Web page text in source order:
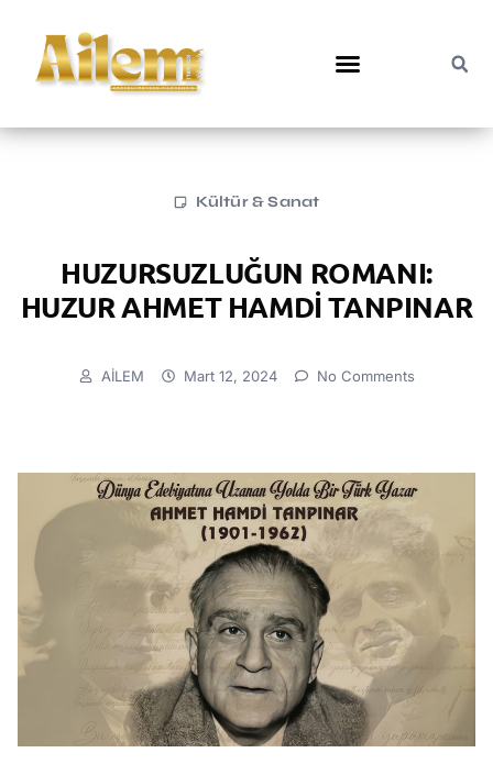
Kültür & Sanat
HUZURSUZLUĞUN ROMANI:
HUZUR AHMET HAMDİ TANPINAR
AİLEM Mart 12, 2024 No Comments